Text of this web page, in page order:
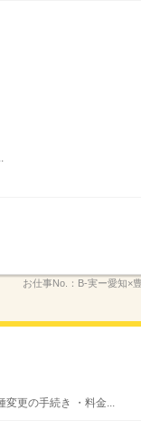
お仕事No.： B-実ー愛知×
変更の手続き ・料金...